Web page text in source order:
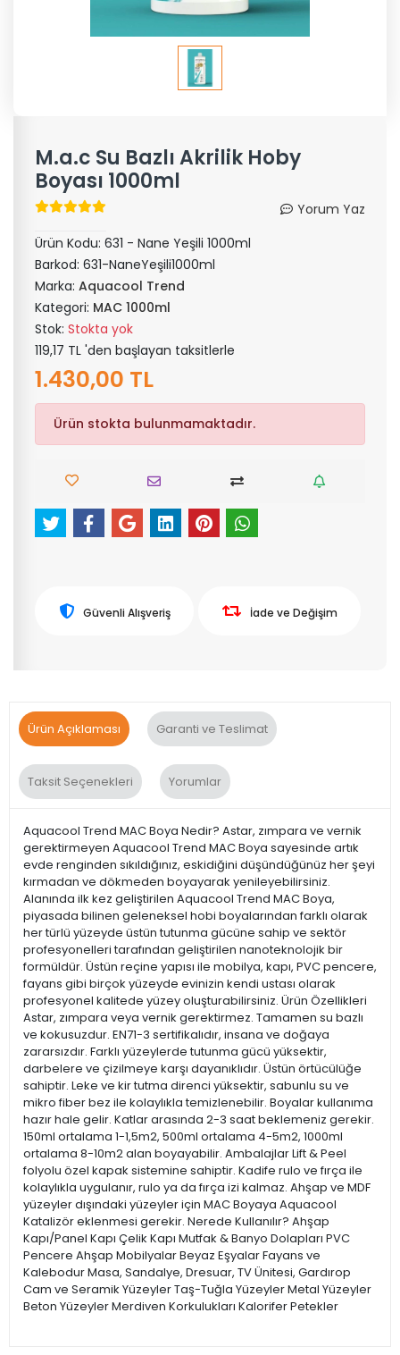
M.a.c Su Bazlı Akrilik Hoby
Boyası 1000ml
Yorum Yaz
Ürün Kodu: 631 - Nane Yeşili 1000ml
Barkod: 631-NaneYeşili1000ml
Marka: Aquacool Trend
Kategori: MAC 1000ml
Stok: Stokta yok
119,17 TL 'den başlayan taksitlerle
1.430,00 TL
Ürün stokta bulunmamaktadır.
Güvenli Alışveriş İade ve Değişim
Ürün Açıklaması Garanti ve Teslimat
Taksit Seçenekleri Yorumlar
Aquacool Trend MAC Boya Nedir? Astar, zımpara ve vernik
gerektirmeyen Aquacool Trend MAC Boya sayesinde artık
evde renginden sıkıldığınız, eskidiğini düşündüğünüz her şeyi
kırmadan ve dökmeden boyayarak yenileyebilirsiniz.
Alanında ilk kez geliştirilen Aquacool Trend MAC Boya,
piyasada bilinen geleneksel hobi boyalarından farklı olarak
her türlü yüzeyde üstün tutunma gücüne sahip ve sektör
profesyonelleri tarafından geliştirilen nanoteknolojik bir
formüldür. Üstün reçine yapısı ile mobilya, kapı, PVC pencere,
fayans gibi birçok yüzeyde evinizin kendi ustası olarak
profesyonel kalitede yüzey oluşturabilirsiniz. Ürün Özellikleri
Astar, zımpara veya vernik gerektirmez. Tamamen su bazlı
ve kokusuzdur. EN71-3 sertifikalıdır, insana ve doğaya
zararsızdır. Farklı yüzeylerde tutunma gücü yüksektir,
darbelere ve çizilmeye karşı dayanıklıdır. Üstün örtücülüğe
sahiptir. Leke ve kir tutma direnci yüksektir, sabunlu su ve
mikro fiber bez ile kolaylıkla temizlenebilir. Boyalar kullanıma
hazır hale gelir. Katlar arasında 2-3 saat beklemeniz gerekir.
150ml ortalama 1-1,5m2, 500ml ortalama 4-5m2, 1000ml
ortalama 8-10m2 alan boyayabilir. Ambalajlar Lift & Peel
folyolu özel kapak sistemine sahiptir. Kadife rulo ve fırça ile
kolaylıkla uygulanır, rulo ya da fırça izi kalmaz. Ahşap ve MDF
yüzeyler dışındaki yüzeyler için MAC Boyaya Aquacool
Katalizör eklenmesi gerekir. Nerede Kullanılır? Ahşap
Kapı/Panel Kapı Çelik Kapı Mutfak & Banyo Dolapları PVC
Pencere Ahşap Mobilyalar Beyaz Eşyalar Fayans ve
Kalebodur Masa, Sandalye, Dresuar, TV Ünitesi, Gardırop
Cam ve Seramik Yüzeyler Taş-Tuğla Yüzeyler Metal Yüzeyler
Beton Yüzeyler Merdiven Korkulukları Kalorifer Petekler